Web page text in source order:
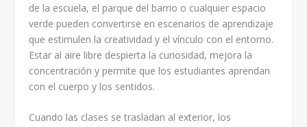
de la escuela, el parque del barrio o cualquier espacio
verde pueden convertirse en escenarios de aprendizaje
que estimulen la creatividad y el vínculo con el entorno.
Estar al aire libre despierta la curiosidad, mejora la
concentración y permite que los estudiantes aprendan
con el cuerpo y los sentidos.
Cuando las clases se trasladan al exterior, los